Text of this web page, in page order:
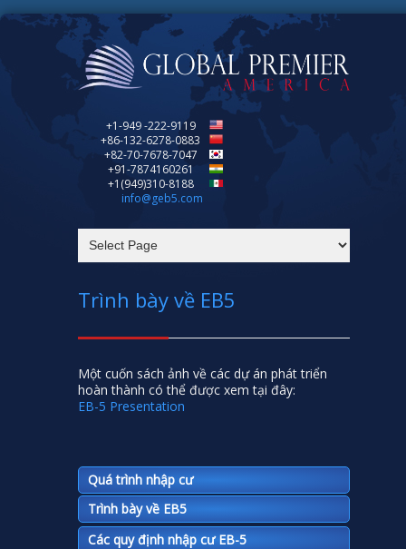
+1-949 -222-9119
+86-132-6278-0883
+82-70-7678-7047
+91-7874160261
+1(949)310-8188
info@geb5.com
Trình bày về EB5
Một cuốn sách ảnh về các dự án phát triển
hoàn thành có thể được xem tại đây:
EB-5 Presentation
Quá trình nhập cư
Trình bày về EB5
Các quy định nhập cư EB-5